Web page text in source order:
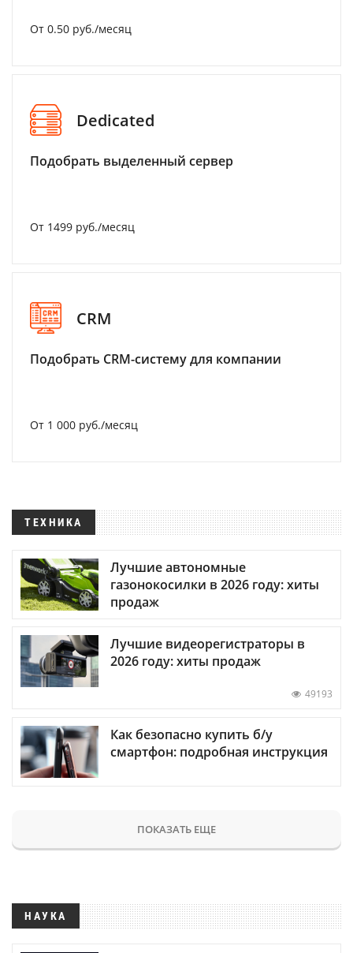
От 0.50 руб./месяц
Dedicated
Подобрать выделенный сервер
От 1499 руб./месяц
CRM
Подобрать CRM-систему для компании
От 1 000 руб./месяц
ТЕХНИКА
Лучшие автономные
газонокосилки в 2026 году: хиты
продаж
Лучшие видеорегистраторы в
2026 году: хиты продаж
49193
Как безопасно купить б/у
смартфон: подробная инструкция
ПОКАЗАТЬ ЕЩЕ
НАУКА